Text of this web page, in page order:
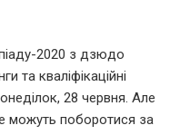
2020 з дзюдо
та кваліфікаційні
28 червня. Але
можуть поборотися за